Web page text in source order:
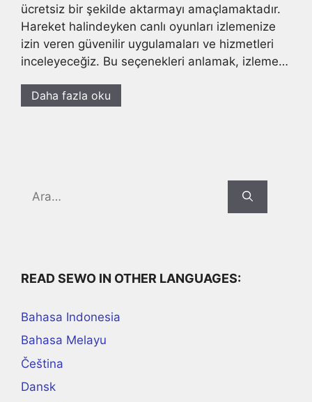
ücretsiz bir şekilde aktarmayı amaçlamaktadır.
Hareket halindeyken canlı oyunları izlemenize
izin veren güvenilir uygulamaları ve hizmetleri
inceleyeceğiz. Bu seçenekleri anlamak, izleme…
Daha fazla oku
for:
READ SEWO IN OTHER LANGUAGES:
Bahasa Indonesia
Bahasa Melayu
Čeština
Dansk